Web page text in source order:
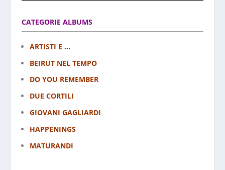
CATEGORIE ALBUMS
ARTISTI E ...
BEIRUT NEL TEMPO
DO YOU REMEMBER
DUE CORTILI
GIOVANI GAGLIARDI
HAPPENINGS
MATURANDI